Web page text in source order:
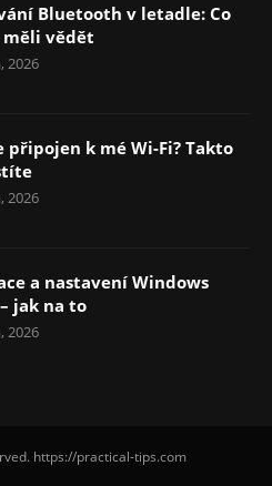
Bluetooth v letadle: Co
měli vědět
2026
připojen k mé Wi-Fi? Takto
2026
a nastavení Windows
jak na to
2026
https://practical-tips.com